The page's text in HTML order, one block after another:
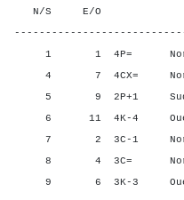
N/S E/O
1 1 4P=
4 7 4CX=
5 9 2P+1
6 11 4K-4
7 2 3C-1
8 4 3C=
9 6 3K-3